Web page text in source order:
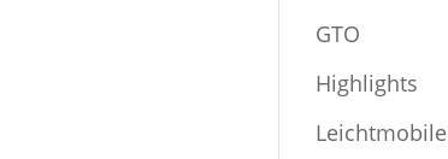
GTO
Highlights
Leichtmobile